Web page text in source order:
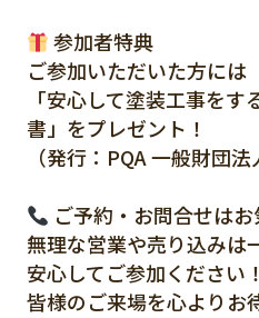
参加者特典
ご参加いただいた方には
「安心して塗装工事を
書」をプレゼント！
（発行：PQA 一般財団法
ご予約・お問合せはお
無理な営業や売り込みは
安心してご参加ください！
皆様のご来場を心よりお